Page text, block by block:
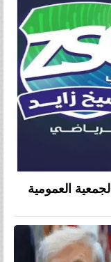
العمومية